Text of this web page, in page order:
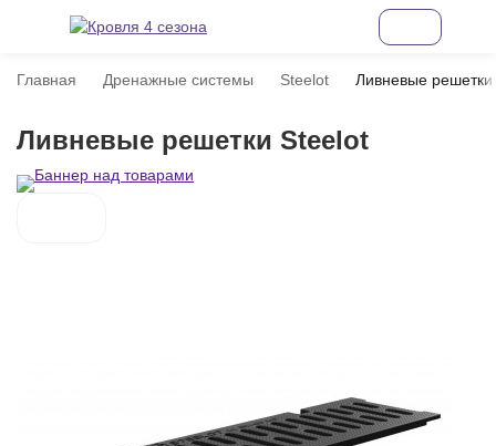
Главная Дренажные системы Steelot Ливневые решетки
Ливневые решетки Steelot